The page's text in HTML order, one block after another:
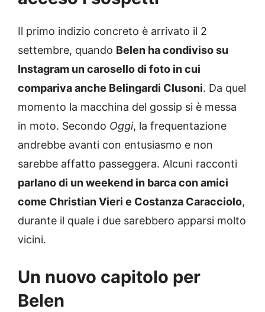
Il primo indizio concreto è arrivato il 2
settembre, quando Belen ha condiviso su
Instagram un carosello di foto in cui
compariva anche Belingardi Clusoni. Da quel
momento la macchina del gossip si è messa
in moto. Secondo Oggi, la frequentazione
andrebbe avanti con entusiasmo e non
sarebbe affatto passeggera. Alcuni racconti
parlano di un weekend in barca con amici
come Christian Vieri e Costanza Caracciolo,
durante il quale i due sarebbero apparsi molto
vicini.
Un nuovo capitolo per
Belen